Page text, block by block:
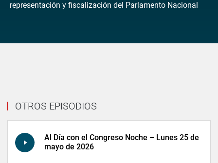
representación y fiscalización del Parlamento Nacional
OTROS EPISODIOS
Al Día con el Congreso Noche – Lunes 25 de
mayo de 2026